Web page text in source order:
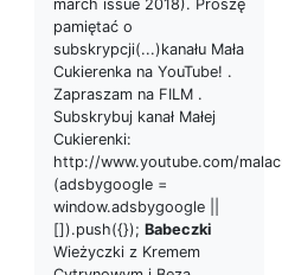
march issue 2018). Proszę
pamiętać o
subskrypcji(...)kanału Mała
Cukierenka na YouTube! .
Zapraszam na FILM .
Subskrybuj kanał Małej
Cukierenki:
http://www.youtube.com/
(adsbygoogle =
window.adsbygoogle ||
[]).push({}); Babeczki
Wieżyczki z Kremem